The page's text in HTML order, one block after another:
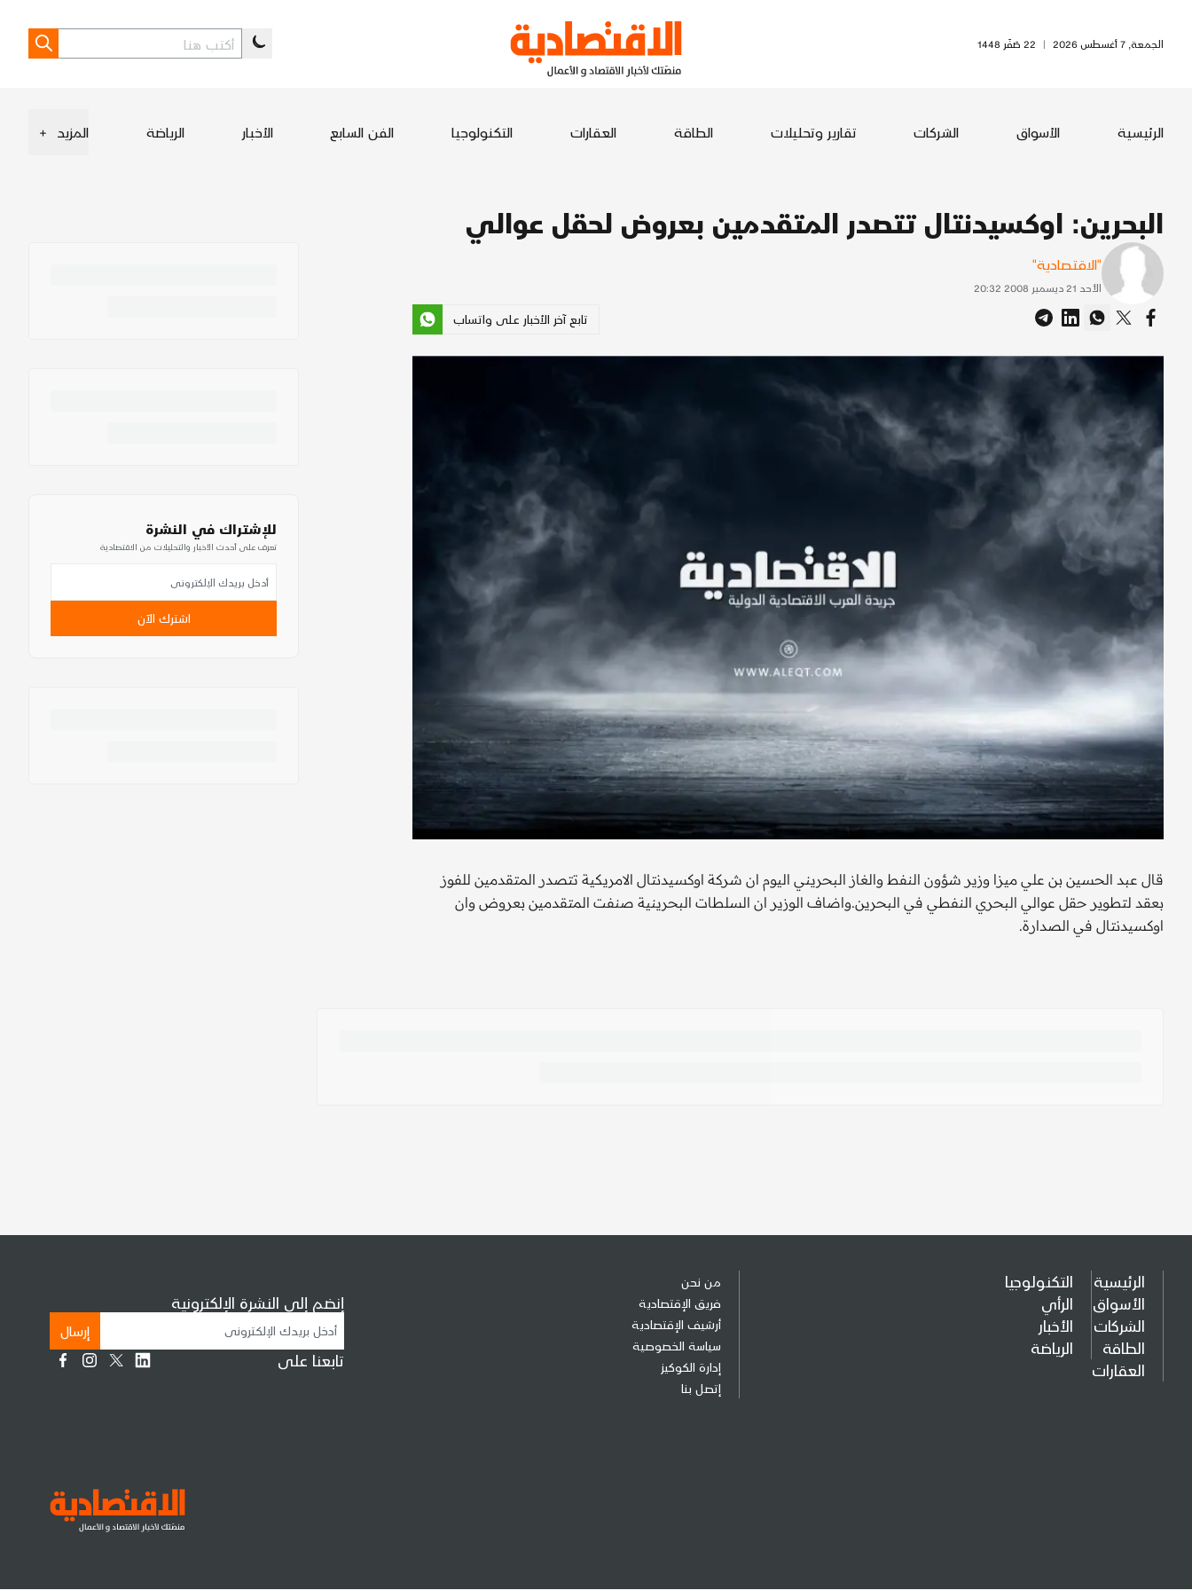
الجمعة, 7 أغسطس 2026 | 22 صَفَر 1448
الرئيسية الأسواق الشركات تقارير وتحليلات الطاقة العقارات التكنولوجيا الفن السابع الأخبار الرياضة المزيد +
البحرين: اوكسيدنتال تتصدر المتقدمين بعروض لحقل عوالي
"الاقتصادية"
الأحد 21 ديسمبر 2008 20:32
تابع آخر الأخبار على واتساب
قال عبد الحسين بن علي ميزا وزير شؤون النفط والغاز البحريني اليوم ان شركة اوكسيدنتال الامريكية تتصدر المتقدمين للفوز
بعقد لتطوير حقل عوالي البحري النفطي في البحرين.واضاف الوزير ان السلطات البحرينية صنفت المتقدمين بعروض وان
اوكسيدنتال في الصدارة.
للإشتراك في النشرة
تعرف على أحدث الأخبار والتحليلات من الاقتصادية
اشترك الآن
الرئيسية
الأسواق
الشركات
الطاقة
العقارات
التكنولوجيا
الرأي
الأخبار
الرياضة
من نحن
فريق الإقتصادية
أرشيف الإقتصادية
سياسة الخصوصية
إدارة الكوكيز
إتصل بنا
إنضم إلى النشرة الإلكترونية
إرسال
تابعنا على